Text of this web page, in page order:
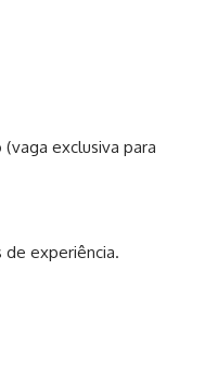
exclusiva para
de experiência.